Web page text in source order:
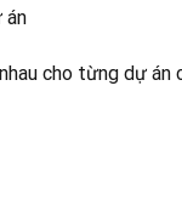
án
cho từng dự án